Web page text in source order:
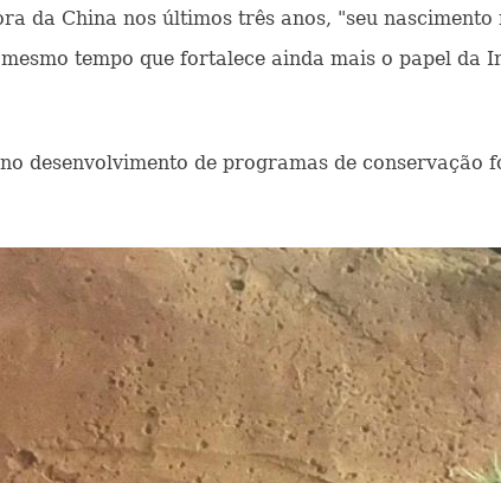
da China nos últimos três anos, "seu
tempo que fortalece ainda mais o papel da
desenvolvimento de programas de